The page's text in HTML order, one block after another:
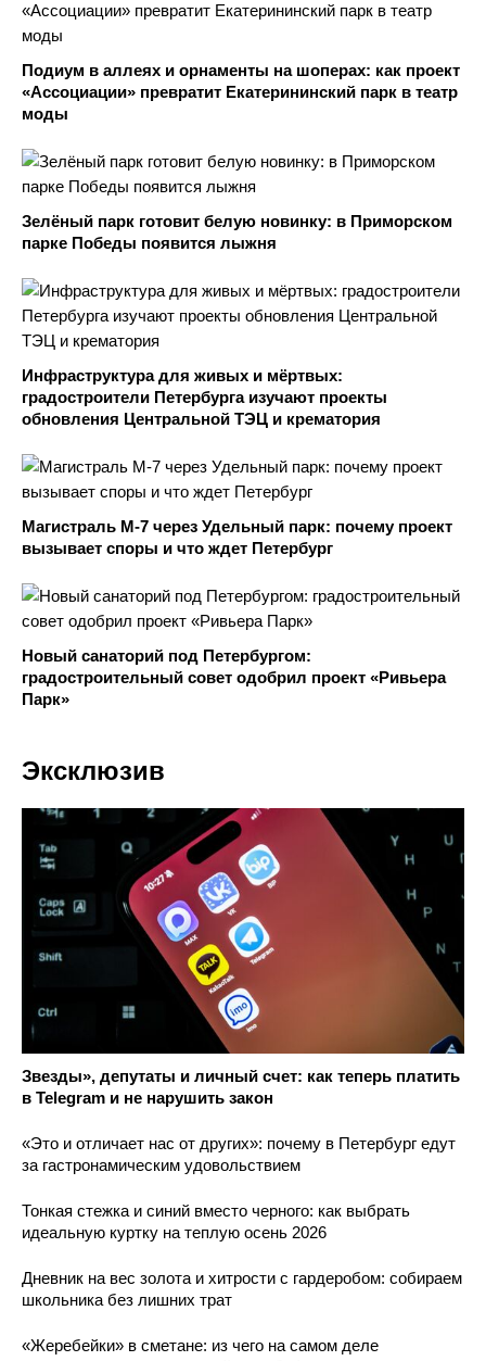
Подиум в аллеях и орнаменты на шоперах: как проект
«Ассоциации» превратит Екатерининский парк в театр
моды
Зелёный парк готовит белую новинку: в Приморском
парке Победы появится лыжня
Инфраструктура для живых и мёртвых:
градостроители Петербурга изучают проекты
обновления Центральной ТЭЦ и крематория
Магистраль М-7 через Удельный парк: почему проект
вызывает споры и что ждет Петербург
Новый санаторий под Петербургом:
градостроительный совет одобрил проект «Ривьера
Парк»
Эксклюзив
Звезды», депутаты и личный счет: как теперь платить
в Telegram и не нарушить закон
«Это и отличает нас от других»: почему в Петербург едут
за гастронамическим удовольствием
Тонкая стежка и синий вместо черного: как выбрать
идеальную куртку на теплую осень 2026
Дневник на вес золота и хитрости с гардеробом: собираем
школьника без лишних трат
«Жеребейки» в сметане: из чего на самом деле